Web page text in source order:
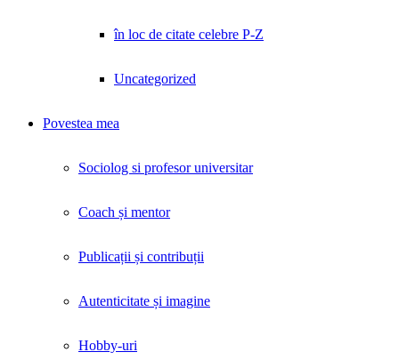
în loc de citate celebre P-Z
Uncategorized
Povestea mea
Sociolog si profesor universitar
Coach și mentor
Publicații și contribuții
Autenticitate și imagine
Hobby-uri